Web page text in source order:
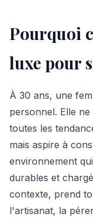
Pourquoi
luxe pour
À 30 ans, une
personnel. Elle
toutes les
mais aspire à
environnement
durables et
contexte, prend
l'artisanat, la